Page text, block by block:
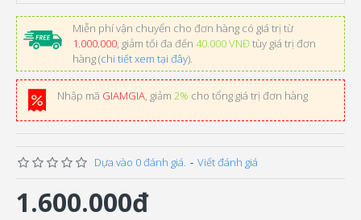
Miễn phí vận chuyển cho đơn hàng có giá trị từ
1.000.000, giảm tối đa đến 40.000 VNĐtùy giá trị đơn
hàng (chi tiết xem tại đây).
Nhập mã GIAMGIA, giảm 2% cho tổng giá trị đơn hàng
Dựa vào 0 đánh giá. - Viết đánh giá
1.600.000đ